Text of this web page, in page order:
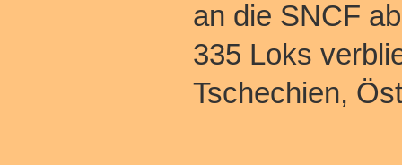
an die SNCF
335 Loks
Tschechien,